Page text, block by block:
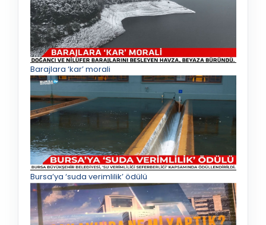
Barajlara ‘kar’ morali
Bursa’ya ‘suda verimlilik’ ödülü